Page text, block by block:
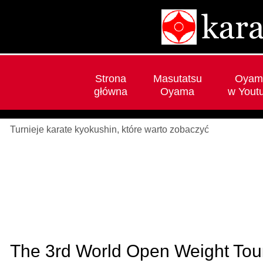
Strona
główna
Masutatsu
Oyama
w
Turnieje karate kyokushin, które warto zobaczyć
The 3rd World Open Weight